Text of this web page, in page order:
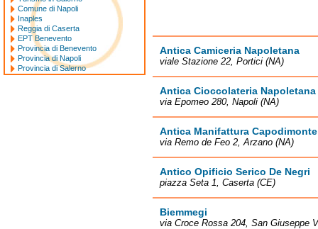
Antica Camiceria Napoletana
viale Stazione 22, Portici (NA)
Antica Cioccolateria Napoletana
via Epomeo 280, Napoli (NA)
Antica Manifattura Capodimonte
via Remo de Feo 2, Arzano (NA)
Antico Opificio Serico De Negri
piazza Seta 1, Caserta (CE)
Biemmegi
via Croce Rossa 204, San Giuseppe
Comune di Napoli
Inaples
Reggia di Caserta
EPT Benevento
Provincia di Benevento
Provincia di Napoli
Provincia di Salerno